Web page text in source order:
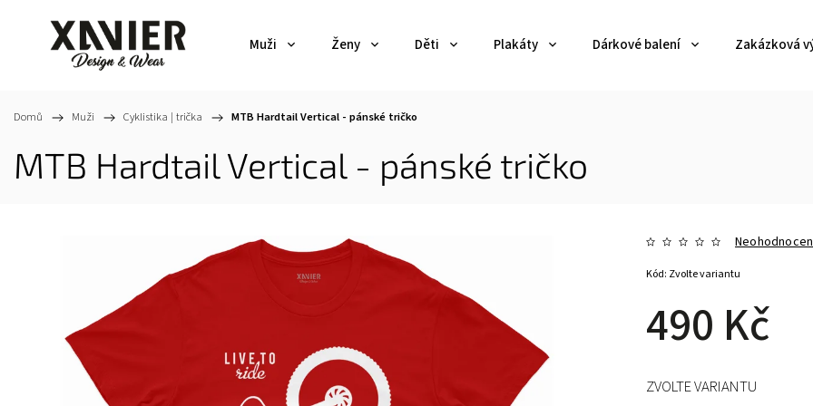
Muži Ženy Děti Plakáty Dárkové balení Zakázková
Domů / Muži / Cyklistika | trička / MTB Hardtail Vertical - pánské tričko
MTB Hardtail Vertical - pánské tričko
490 Kč
Kód: Zvolte variantu
ZVOLTE VARIANTU